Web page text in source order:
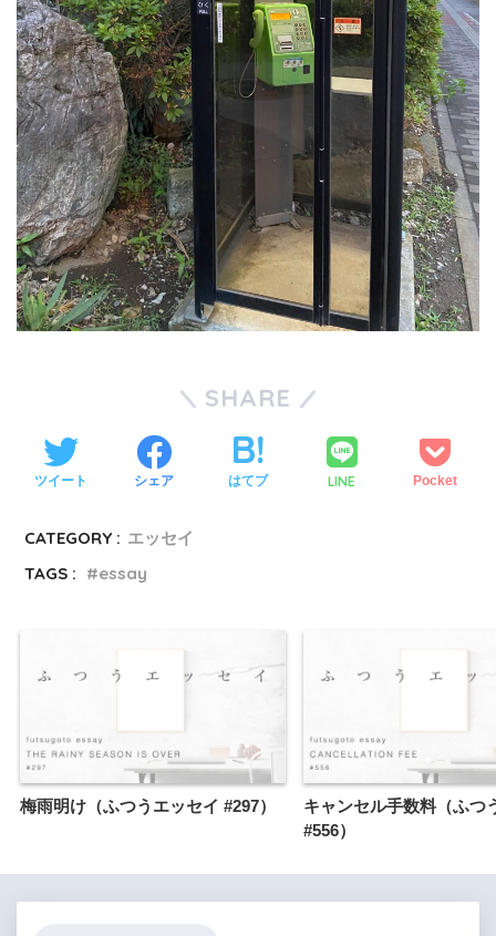
SHARE
ツイート シェア はてブ LINE Pocket
CATEGORY : エッセイ
TAGS :
essay
梅雨明け（ふつうエッセイ #297）
キャンセル手数料（ふつ
#556）